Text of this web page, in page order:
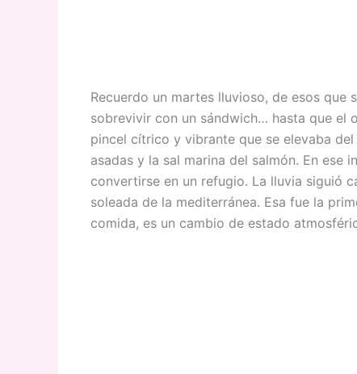
Recuerdo un martes lluvioso, de esos que
sobrevivir con un sándwich… hasta que el
pincel cítrico y vibrante que se elevaba
asadas y la sal marina del salmón. En ese
convertirse en un refugio. La lluvia siguió
soleada de la mediterránea. Esa fue la
comida, es un cambio de estado